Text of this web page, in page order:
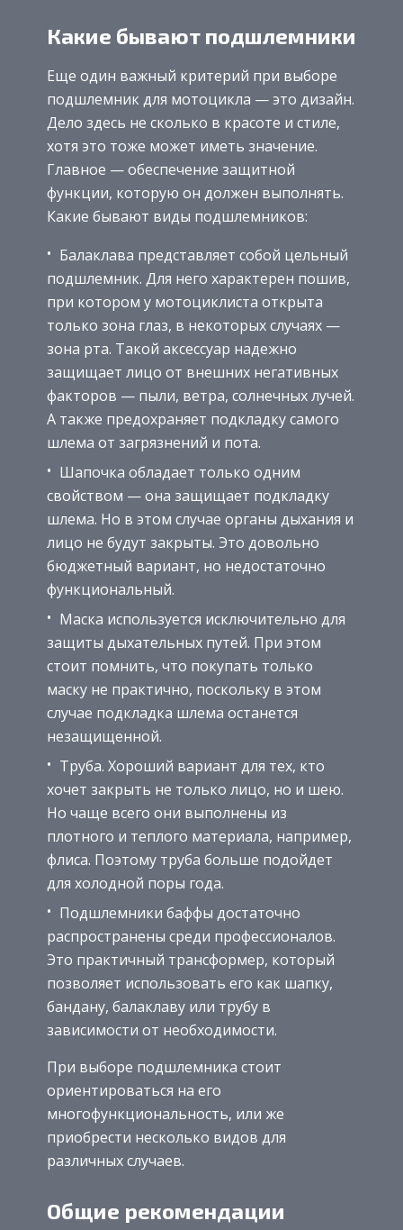
Какие бывают подшлемники
Еще один важный критерий при выборе
подшлемник для мотоцикла — это дизайн.
Дело здесь не сколько в красоте и стиле,
хотя это тоже может иметь значение.
Главное — обеспечение защитной
функции, которую он должен выполнять.
Какие бывают виды подшлемников:
Балаклава представляет собой цельный
подшлемник. Для него характерен пошив,
при котором у мотоциклиста открыта
только зона глаз, в некоторых случаях —
зона рта. Такой аксессуар надежно
защищает лицо от внешних негативных
факторов — пыли, ветра, солнечных лучей.
А также предохраняет подкладку самого
шлема от загрязнений и пота.
Шапочка обладает только одним
свойством — она защищает подкладку
шлема. Но в этом случае органы дыхания и
лицо не будут закрыты. Это довольно
бюджетный вариант, но недостаточно
функциональный.
Маска используется исключительно для
защиты дыхательных путей. При этом
стоит помнить, что покупать только
маску не практично, поскольку в этом
случае подкладка шлема останется
незащищенной.
Труба. Хороший вариант для тех, кто
хочет закрыть не только лицо, но и шею.
Но чаще всего они выполнены из
плотного и теплого материала, например,
флиса. Поэтому труба больше подойдет
для холодной поры года.
Подшлемники баффы достаточно
распространены среди профессионалов.
Это практичный трансформер, который
позволяет использовать его как шапку,
бандану, балаклаву или трубу в
зависимости от необходимости.
При выборе подшлемника стоит
ориентироваться на его
многофункциональность, или же
приобрести несколько видов для
различных случаев.
Общие рекомендации